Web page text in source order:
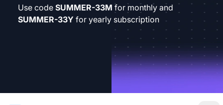
Use code SUMMER-33M for monthly and
SUMMER-33Y for yearly subscription